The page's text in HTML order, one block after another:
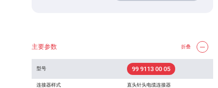
主要参数 折叠
型号 99 9113 00 05
连接器样式 直头针头电缆连接器